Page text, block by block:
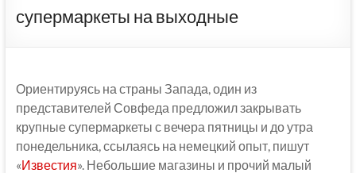
супермаркеты на выходные
Ориентируясь на страны Запада, один из
представителей Совфеда предложил закрывать
крупные супермаркеты с вечера пятницы и до утра
понедельника, ссылаясь на немецкий опыт, пишут
«Известия». Небольшие магазины и прочий малый